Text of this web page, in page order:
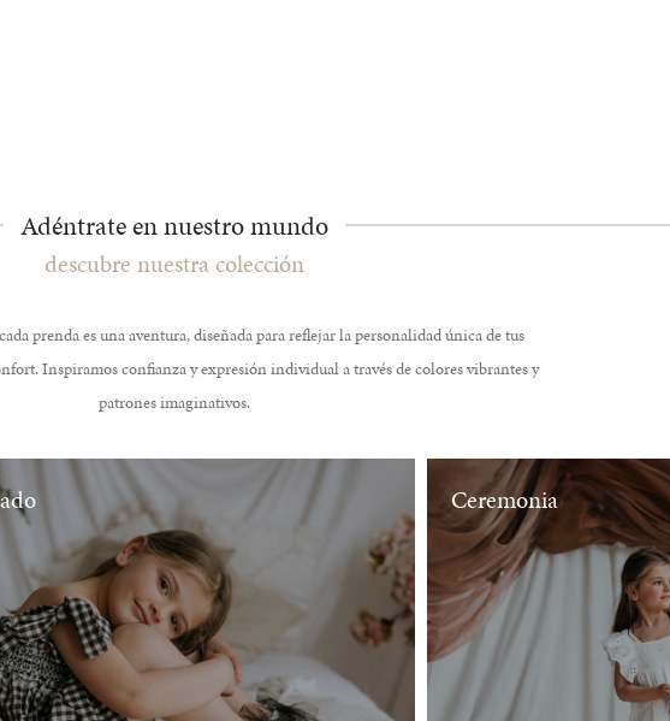
Adéntrate en nuestro mundo
descubre nuestra colección
prenda es una aventura, diseñada para reflejar la personalidad única de tus
Inspiramos confianza y expresión individual a través de colores vibrantes y
patrones imaginativos.
Ceremonia